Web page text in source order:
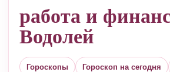
работа и
Водолей
Гороскопы Гороскоп на сегодня